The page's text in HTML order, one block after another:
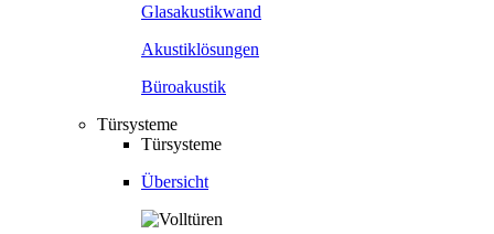
Glasakustikwand
Akustiklösungen
Büroakustik
Türsysteme
Türsysteme
Übersicht